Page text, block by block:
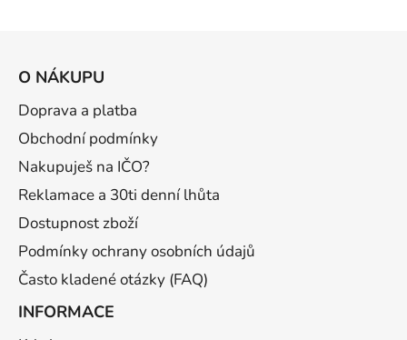
O NÁKUPU
Doprava a platba
Obchodní podmínky
Nakupuješ na IČO?
Reklamace a 30ti denní lhůta
Dostupnost zboží
Podmínky ochrany osobních údajů
Často kladené otázky (FAQ)
INFORMACE